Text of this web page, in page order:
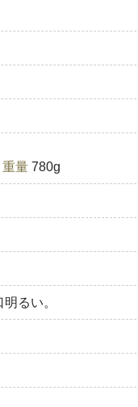
重量780g
るい。